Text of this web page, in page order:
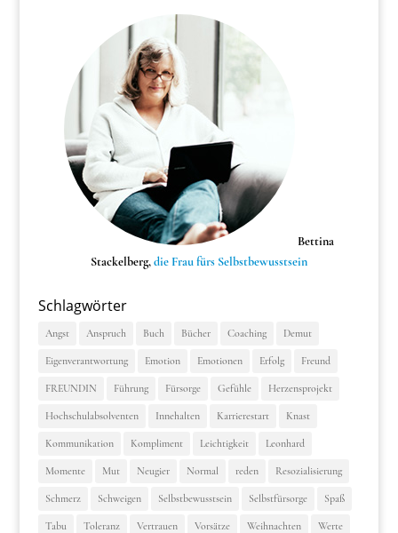
Bettina
Stackelberg,die Frau fürs Selbstbewusstsein
Schlagwörter
Angst Anspruch Buch Bücher Coaching Demut
Eigenverantwortung Emotion Emotionen Erfolg Freund
FREUNDIN Führung Fürsorge Gefühle Herzensprojekt
Hochschulabsolventen Innehalten Karrierestart Knast
Kommunikation Kompliment Leichtigkeit Leonhard
Momente Mut Neugier Normal reden Resozialisierung
Schmerz Schweigen Selbstbewusstsein Selbstfürsorge Spaß
Tabu Toleranz Vertrauen Vorsätze Weihnachten Werte